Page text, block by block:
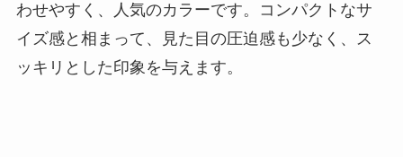
わせやすく、人気のカラーです。コンパクトなサ
イズ感と相まって、見た目の圧迫感も少なく、ス
ッキリとした印象を与えます。